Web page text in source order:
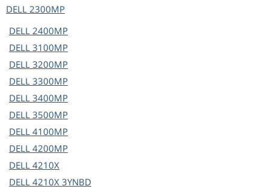
DELL 2300MP
DELL 2400MP
DELL 3100MP
DELL 3200MP
DELL 3300MP
DELL 3400MP
DELL 3500MP
DELL 4100MP
DELL 4200MP
DELL 4210X
DELL 4210X 3YNBD